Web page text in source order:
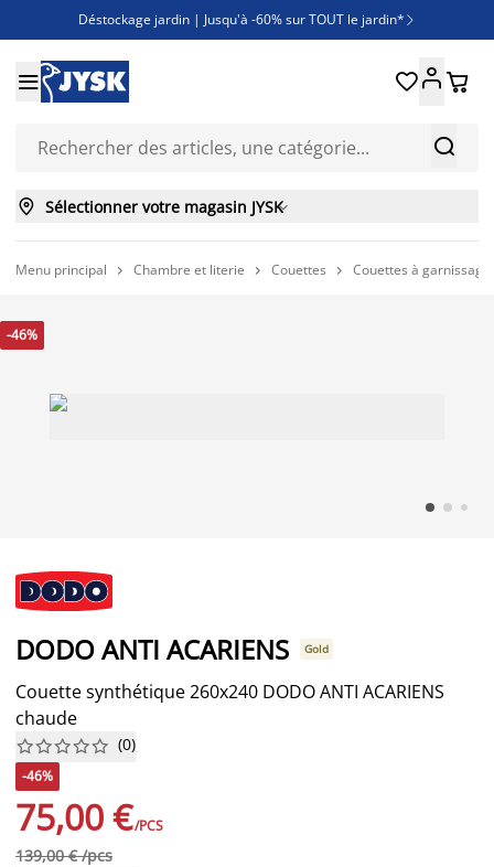
Déstockage jardin | Jusqu'à -60% sur TOUT le jardin* 
Jusqu'à -50% sur une sélection literie
Découvrez les nouveautés de la collection


 
 Sélectionner votre magasin JYSK
Menu principal  Chambre et literie  Couettes  Couettes à
-46%
DODO ANTI ACARIENS Gold
Couette synthétique 260x240 DODO ANTI ACARIENS
chaude





 (0)
-46%
75,00 €/PCS
139,00 € /pcs